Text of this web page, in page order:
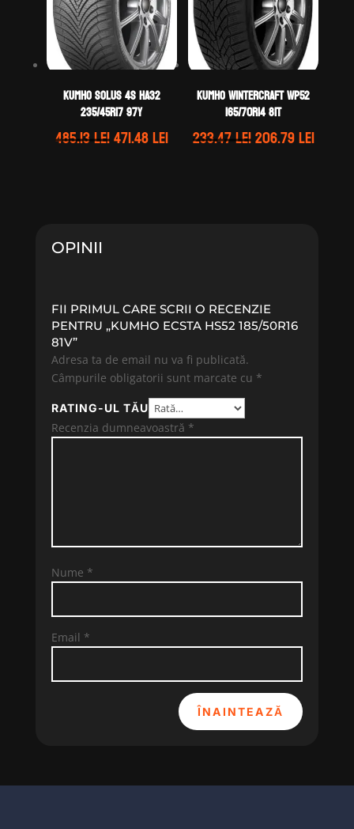
Kumho SOLUS 4S HA32
235/45R17 97Y
485.13leiPrețul
471.48leiPrețul
Kumho WINTERCRAFT WP52
165/70R14 81T
233.47leiPrețul
206.79leiPrețul
OPINII
FII PRIMUL CARE SCRII O RECENZIE
PENTRU „KUMHO ECSTA HS52 185/50R16
81V”
Adresa ta de email nu va fi publicată.
Câmpurile obligatorii sunt marcate cu *
RATING-UL TĂU
Recenzia dumneavoastră *
Nume *
Email *
ÎNAINTEAZĂ